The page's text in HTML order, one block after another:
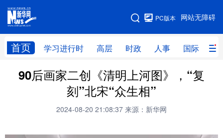
网站无障碍
PC版本
首页 学习进行时 高层 时政 人事 国际 财
网站地图
学习进行时 高层 时政 人事
财经 网评
90后画家二创《清明上河图》，“复
刻”北宋“众生相”
2024-08-20 21:08:37 来源：新华网